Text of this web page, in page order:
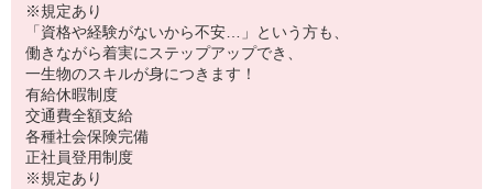
※規定あり
「資格や経験がないから不安…」という方も、
働きながら着実にステップアップでき、
一生物のスキルが身につきます！
有給休暇制度
交通費全額支給
各種社会保険完備
正社員登用制度
※規定あり